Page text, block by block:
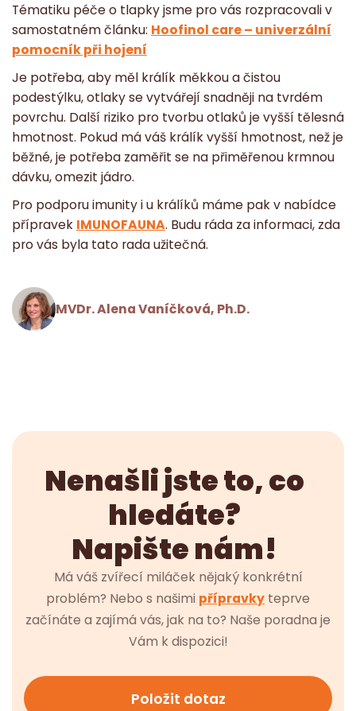
Tématiku péče o tlapky jsme pro vás rozpracovali v
samostatném článku: Hoofinol care – univerzální
pomocník při hojení
Je potřeba, aby měl králík měkkou a čistou
podestýlku, otlaky se vytvářejí snadněji na tvrdém
povrchu. Další riziko pro tvorbu otlaků je vyšší tělesná
hmotnost. Pokud má váš králík vyšší hmotnost, než je
běžné, je potřeba zaměřit se na přiměřenou krmnou
dávku, omezit jádro.
Pro podporu imunity i u králíků máme pak v nabídce
přípravek IMUNOFAUNA. Budu ráda za informaci, zda
pro vás byla tato rada užitečná.
MVDr. Alena Vaníčková, Ph.D.
Nenašli jste to, co
hledáte?
Napište nám!
Má váš zvířecí miláček nějaký konkrétní
problém? Nebo s našimi přípravky teprve
začínáte a zajímá vás, jak na to? Naše poradna je
Vám k dispozici!
Položit dotaz